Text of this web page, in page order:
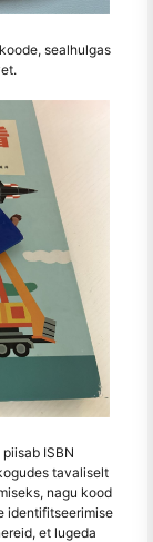
sealhulgas
ISBN
tavaliselt
nagu kood
identifitseerimise
et lugeda